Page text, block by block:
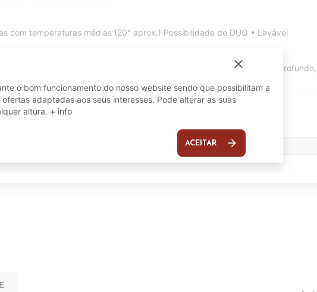
com temperaturas médias (20° aprox.) Possibilidade de DUO • Lavável
com tratamento Aloe Vera. Enchimento: fibra oca de silicone, toque profundo,
redor.
close
o bom funcionamento do nosso website sendo que possibilitam a
adaptadas aos seus interesses. Pode alterar as suas
altura. + info
ACEITAR arrow_forward